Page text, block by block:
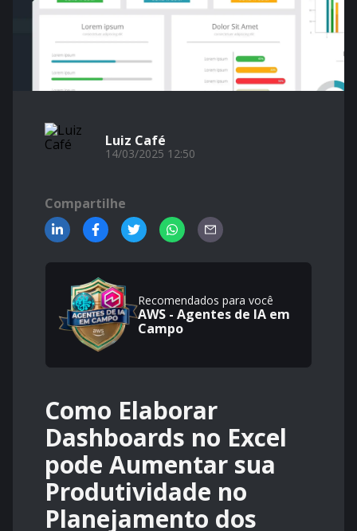
Luiz Café
14/03/2025 12:50
Compartilhe
Recomendados para você
AWS - Agentes de IA em
Campo
Como Elaborar
Dashboards no Excel
pode Aumentar sua
Produtividade no
Planejamento dos